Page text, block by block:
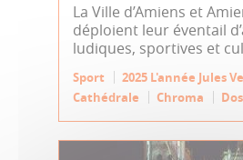
La Ville d’Amiens et
déploient leur éventail
ludiques, sportives et
Sport
2025 L'année Jules
Cathédrale
Chroma